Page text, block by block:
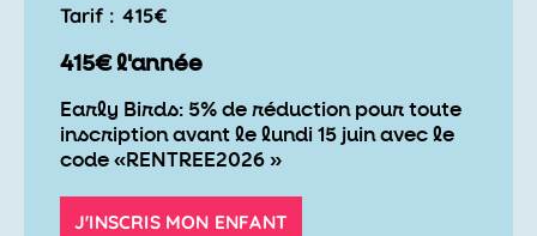
Tarif : 415€
415€ l'année
Early Birds: 5% de réduction pour toute
inscription avant le lundi 15 juin avec le
code «RENTREE2026 »
J'INSCRIS MON ENFANT